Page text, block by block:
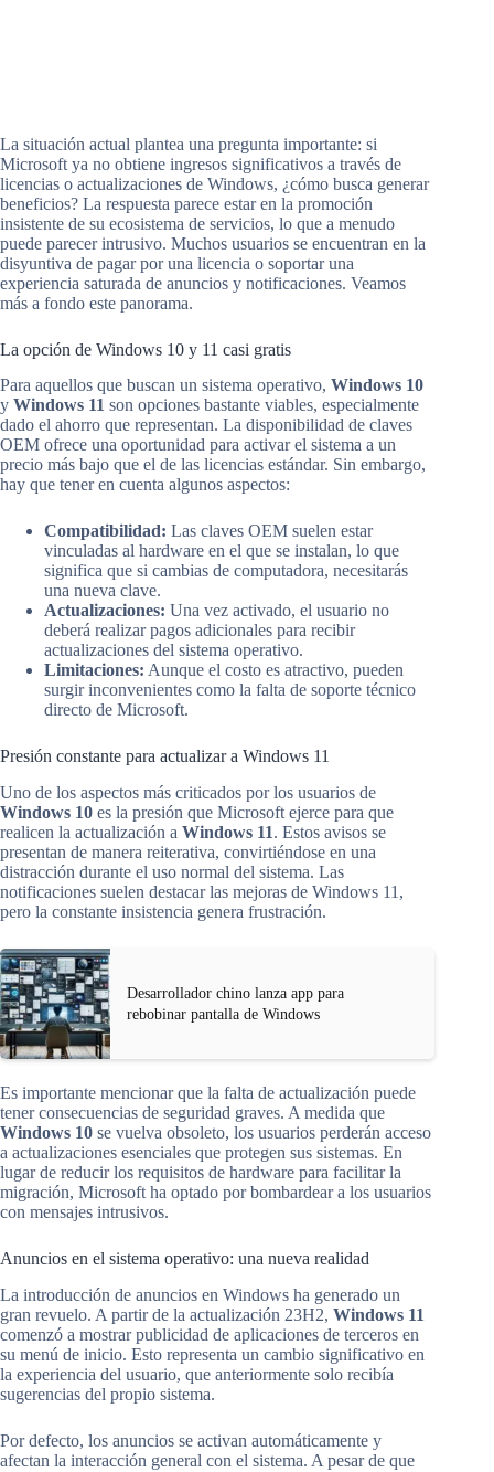
La situación actual plantea una pregunta importante: si
Microsoft ya no obtiene ingresos significativos a través de
licencias o actualizaciones de Windows, ¿cómo busca generar
beneficios? La respuesta parece estar en la promoción
insistente de su ecosistema de servicios, lo que a menudo
puede parecer intrusivo. Muchos usuarios se encuentran en la
disyuntiva de pagar por una licencia o soportar una
experiencia saturada de anuncios y notificaciones. Veamos
más a fondo este panorama.
La opción de Windows 10 y 11 casi gratis
Para aquellos que buscan un sistema operativo, Windows 10
y Windows 11 son opciones bastante viables, especialmente
dado el ahorro que representan. La disponibilidad de claves
OEM ofrece una oportunidad para activar el sistema a un
precio más bajo que el de las licencias estándar. Sin embargo,
hay que tener en cuenta algunos aspectos:
Compatibilidad: Las claves OEM suelen estar
vinculadas al hardware en el que se instalan, lo que
significa que si cambias de computadora, necesitarás
una nueva clave.
Actualizaciones: Una vez activado, el usuario no
deberá realizar pagos adicionales para recibir
actualizaciones del sistema operativo.
Limitaciones: Aunque el costo es atractivo, pueden
surgir inconvenientes como la falta de soporte técnico
directo de Microsoft.
Presión constante para actualizar a Windows 11
Uno de los aspectos más criticados por los usuarios de
Windows 10 es la presión que Microsoft ejerce para que
realicen la actualización a Windows 11. Estos avisos se
presentan de manera reiterativa, convirtiéndose en una
distracción durante el uso normal del sistema. Las
notificaciones suelen destacar las mejoras de Windows 11,
pero la constante insistencia genera frustración.
Desarrollador chino lanza app para
rebobinar pantalla de Windows
Es importante mencionar que la falta de actualización puede
tener consecuencias de seguridad graves. A medida que
Windows 10 se vuelva obsoleto, los usuarios perderán acceso
a actualizaciones esenciales que protegen sus sistemas. En
lugar de reducir los requisitos de hardware para facilitar la
migración, Microsoft ha optado por bombardear a los usuarios
con mensajes intrusivos.
Anuncios en el sistema operativo: una nueva realidad
La introducción de anuncios en Windows ha generado un
gran revuelo. A partir de la actualización 23H2, Windows 11
comenzó a mostrar publicidad de aplicaciones de terceros en
su menú de inicio. Esto representa un cambio significativo en
la experiencia del usuario, que anteriormente solo recibía
sugerencias del propio sistema.
Por defecto, los anuncios se activan automáticamente y
afectan la interacción general con el sistema. A pesar de que